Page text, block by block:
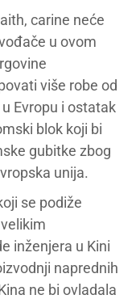
carine neće
u ovom
više robe od
Evropu i ostatak
blok koji bi
gubitke zbog
unija.
se podiže
inženjera u Kini
naprednih
ne bi ovladala